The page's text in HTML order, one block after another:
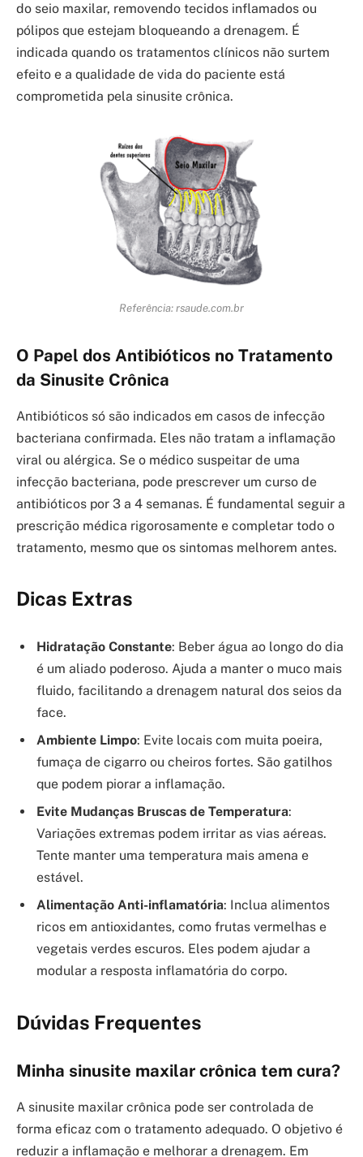
do seio maxilar, removendo tecidos inflamados ou
pólipos que estejam bloqueando a drenagem. É
indicada quando os tratamentos clínicos não surtem
efeito e a qualidade de vida do paciente está
comprometida pela sinusite crônica.
Referência: rsaude.com.br
O Papel dos Antibióticos no Tratamento
da Sinusite Crônica
Antibióticos só são indicados em casos de infecção
bacteriana confirmada. Eles não tratam a inflamação
viral ou alérgica. Se o médico suspeitar de uma
infecção bacteriana, pode prescrever um curso de
antibióticos por 3 a 4 semanas. É fundamental seguir a
prescrição médica rigorosamente e completar todo o
tratamento, mesmo que os sintomas melhorem antes.
Dicas Extras
Hidratação Constante: Beber água ao longo do dia
é um aliado poderoso. Ajuda a manter o muco mais
fluido, facilitando a drenagem natural dos seios da
face.
Ambiente Limpo: Evite locais com muita poeira,
fumaça de cigarro ou cheiros fortes. São gatilhos
que podem piorar a inflamação.
Evite Mudanças Bruscas de Temperatura:
Variações extremas podem irritar as vias aéreas.
Tente manter uma temperatura mais amena e
estável.
Alimentação Anti-inflamatória: Inclua alimentos
ricos em antioxidantes, como frutas vermelhas e
vegetais verdes escuros. Eles podem ajudar a
modular a resposta inflamatória do corpo.
Dúvidas Frequentes
Minha sinusite maxilar crônica tem cura?
A sinusite maxilar crônica pode ser controlada de
forma eficaz com o tratamento adequado. O objetivo é
reduzir a inflamação e melhorar a drenagem. Em